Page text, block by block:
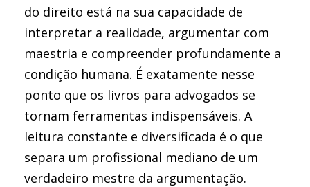
do direito está na sua capacidade de
interpretar a realidade, argumentar com
maestria e compreender profundamente a
condição humana. É exatamente nesse
ponto que os livros para advogados se
tornam ferramentas indispensáveis. A
leitura constante e diversificada é o que
separa um profissional mediano de um
verdadeiro mestre da argumentação.